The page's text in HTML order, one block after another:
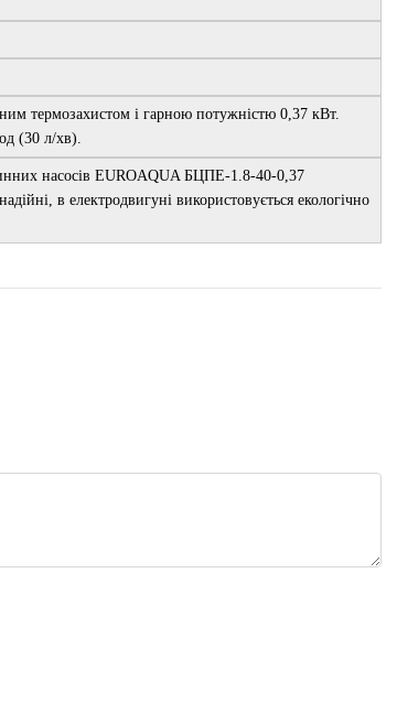
термозахистом і гарною потужністю 0,37 кВт.
(30 л/хв).
насосів EUROAQUA БЦПЕ-1.8-40-0,37
в електродвигуні використовується екологічно